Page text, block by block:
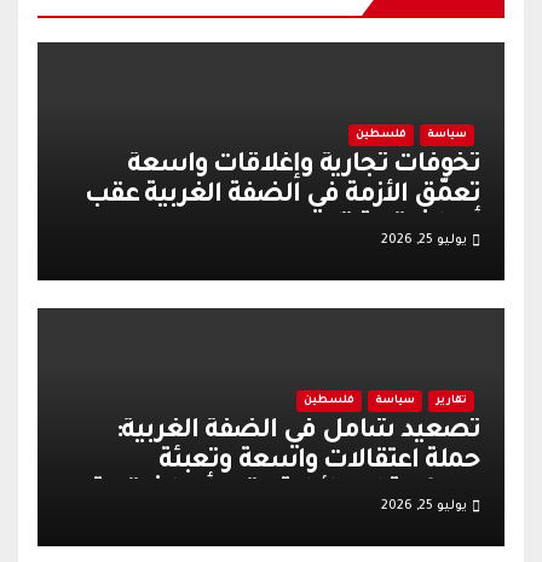
سياسة فلسطين
تخوفات تجارية وإغلاقات واسعة
تعمّق الأزمة في الضفة الغربية عقب
أحداث قرية تل
يوليو 25, 2026
تقارير سياسة فلسطين
تصعيد شامل في الضفة الغربية:
حملة اعتقالات واسعة وتعبئة
عسكرية إسرائيلية عقب أحداث قرية
يوليو 25, 2026